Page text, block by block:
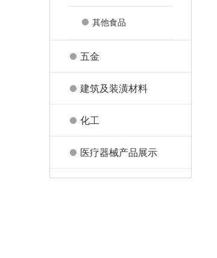
其他食品
五金
建筑及装潢材料
化工
医疗器械产品展示